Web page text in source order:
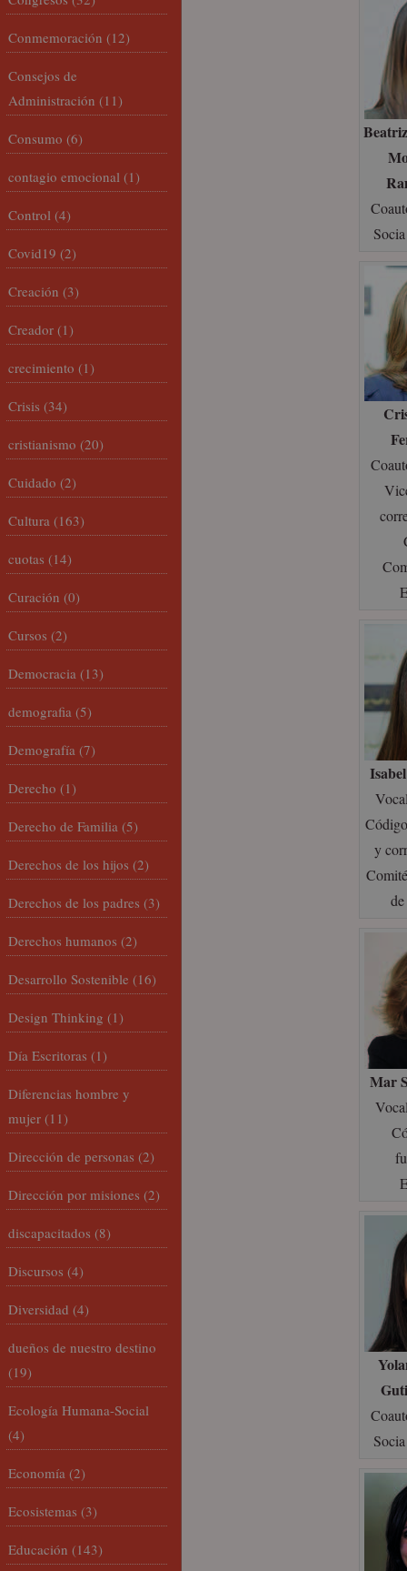
y
Mar
Conmemoración (12)
Consejos de
Administración (11)
Consumo (6)
contagio emocional (1)
Control (4)
Covid19 (2)
Creación (3)
Creador (1)
crecimiento (1)
Crisis (34)
cristianismo (20)
Cuidado (2)
Cultura (163)
cuotas (14)
Curación (0)
Cursos (2)
Democracia (13)
demografia (5)
Demografía (7)
Derecho (1)
Derecho de Familia (5)
Derechos de los hijos (2)
Derechos de los padres (3)
Derechos humanos (2)
Desarrollo Sostenible (16)
Design Thinking (1)
Día Escritoras (1)
Diferencias hombre y
mujer (11)
Dirección de personas (2)
Dirección por misiones (2)
discapacitados (8)
Discursos (4)
Diversidad (4)
dueños de nuestro destino
(19)
Ecología Humana-Social
(4)
Economía (2)
Ecosistemas (3)
Educación (143)